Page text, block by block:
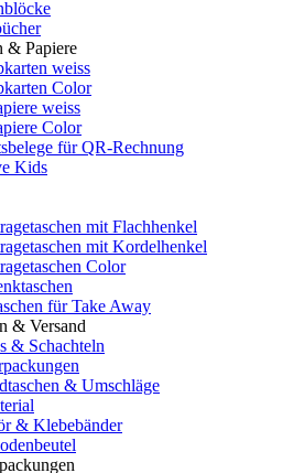
& Papiere
weiss
Color
weiss
Color
für QR-Rechnung
Kids
mit Flachhenkel
mit Kordelhenkel
Color
für Take Away
& Versand
& Schachteln
& Umschläge
& Klebebänder